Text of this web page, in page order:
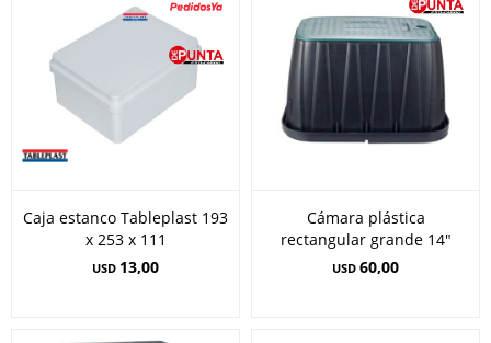
Caja estanco Tableplast 193
x 253 x 111
USD 13,00
Cámara plástica
rectangular grande 14"
USD 60,00